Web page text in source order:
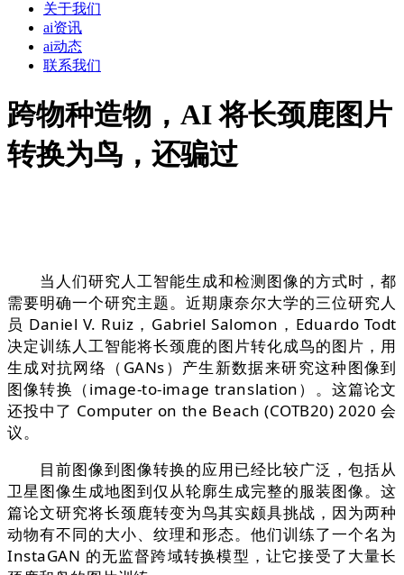
关于我们
ai资讯
ai动态
联系我们
跨物种造物，AI 将长颈鹿图片
转换为鸟，还骗过
当人们研究人工智能生成和检测图像的方式时，都
需要明确一个研究主题。近期康奈尔大学的三位研究人
员 Daniel V. Ruiz，Gabriel Salomon，Eduardo Todt
决定训练人工智能将长颈鹿的图片转化成鸟的图片，用
生成对抗网络（GANs）产生新数据来研究这种图像到
图像转换（image-to-image translation）。这篇论文
还投中了 Computer on the Beach (COTB20) 2020 会
议。
目前图像到图像转换的应用已经比较广泛，包括从
卫星图像生成地图到仅从轮廓生成完整的服装图像。这
篇论文研究将长颈鹿转变为鸟其实颇具挑战，因为两种
动物有不同的大小、纹理和形态。他们训练了一个名为
InstaGAN 的无监督跨域转换模型，让它接受了大量长